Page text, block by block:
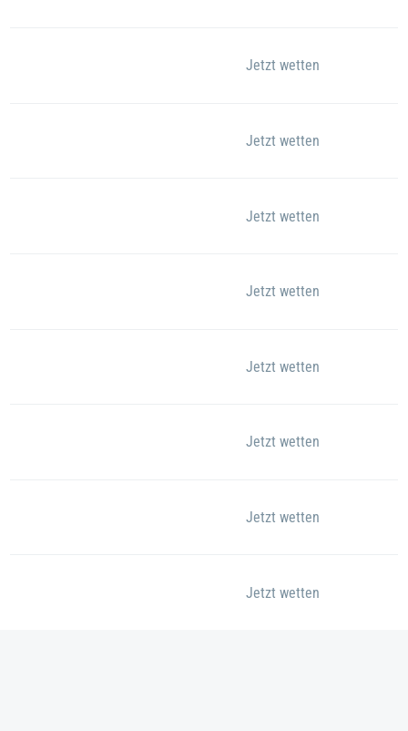
Jetzt wetten
Jetzt wetten
Jetzt wetten
Jetzt wetten
Jetzt wetten
Jetzt wetten
Jetzt wetten
Jetzt wetten